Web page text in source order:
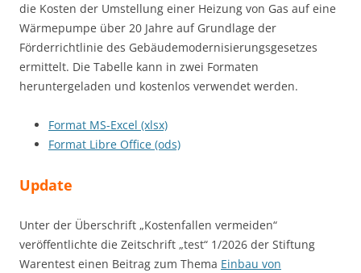
die Kosten der Umstellung einer Heizung von Gas auf eine
Wärmepumpe über 20 Jahre auf Grundlage der
Förderrichtlinie des Gebäudemodernisierungsgesetzes
ermittelt. Die Tabelle kann in zwei Formaten
heruntergeladen und kostenlos verwendet werden.
Format MS-Excel (xlsx)
Format Libre Office (ods)
Update
Unter der Überschrift „Kostenfallen vermeiden“
veröffentlichte die Zeitschrift „test“ 1/2026 der Stiftung
Warentest einen Beitrag zum Thema Einbau von